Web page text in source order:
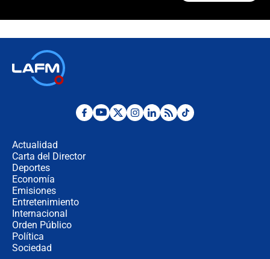
Desde dermatitis hasta infecciones:
Actualidad
Carta del Director
Deportes
Economía
Emisiones
Entretenimiento
Internacional
Orden Público
Política
Sociedad